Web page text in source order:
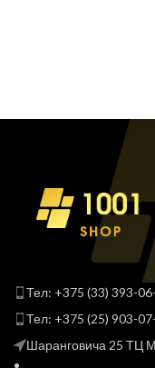
Тел: +375 (33) 393-
Тел: +375 (25) 903-
Шаранговича 25 ТЦ